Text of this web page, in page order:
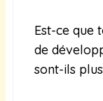
Est-ce que
de
sont-ils